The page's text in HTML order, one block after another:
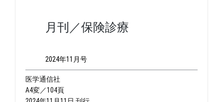
月刊／保険診療
2024年11月号
医学通信社
A4変／104頁